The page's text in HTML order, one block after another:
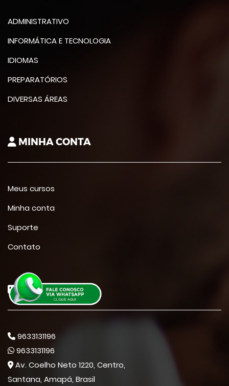
ADMINISTRATIVO
INFORMÁTICA E TECNOLOGIA
IDIOMAS
PREPARATÓRIOS
DIVERSAS ÁREAS
MINHA CONTA
Meus cursos
Minha conta
Suporte
Contato
CONTATO
9633131196
9633131196
Av. Coelho Neto 1220, Centro,
Santana, Amapá, Brasil